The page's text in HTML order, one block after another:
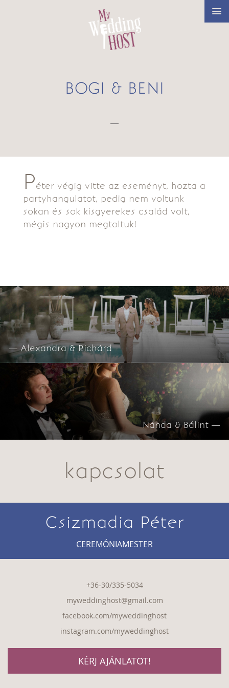
BOGI & BENI
—
Péter végig vitte az eseményt, hozta a
partyhangulatot, pedig nem voltunk
sokan és sok kisgyerekes család volt,
mégis nagyon megtoltuk!
— Alexandra & Richárd
Nánda & Bálint —
kapcsolat
Csizmadia Péter
CEREMÓNIAMESTER
+36-30/335-5034
myweddinghost@gmail.com
facebook.com/myweddinghost
instagram.com/myweddinghost
KÉRJ AJÁNLATOT!